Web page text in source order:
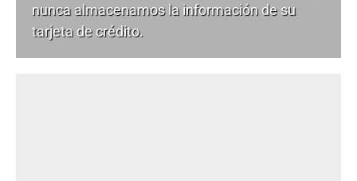
nunca almacenamos la información de su
tarjeta de crédito.